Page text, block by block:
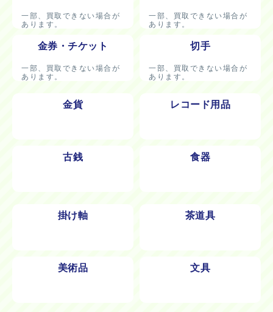
一部、買取できない場合が
あります。
一部、買取できない場合が
あります。
金券・チケット
一部、買取できない場合が
あります。
切手
一部、買取できない場合が
あります。
金貨 レコード用品
古銭 食器
掛け軸 茶道具
美術品 文具